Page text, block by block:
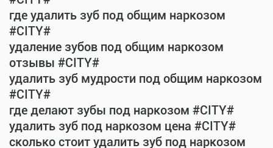
где удалить зуб под общим наркозом
#CITY#
удаление зубов под общим наркозом
отзывы #CITY#
удалить зуб мудрости под общим наркозом
#CITY#
где делают зубы под наркозом #CITY#
удалить зуб под наркозом цена #CITY#
сколько стоит удалить зуб под наркозом